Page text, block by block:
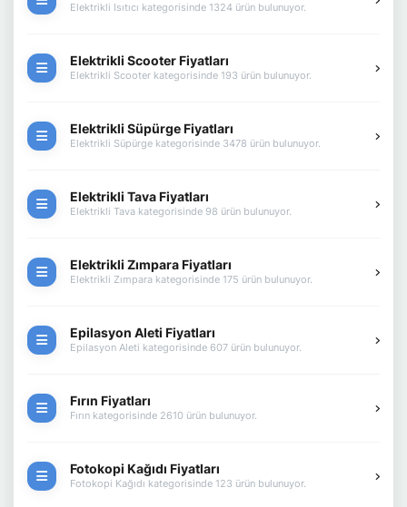
Elektrikli Isıtıcı kategorisinde 1324 ürün bulunuyor.
Elektrikli Scooter Fiyatları
Elektrikli Scooter kategorisinde 193 ürün bulunuyor.
Elektrikli Süpürge Fiyatları
Elektrikli Süpürge kategorisinde 3478 ürün bulunuyor.
Elektrikli Tava Fiyatları
Elektrikli Tava kategorisinde 98 ürün bulunuyor.
Elektrikli Zımpara Fiyatları
Elektrikli Zımpara kategorisinde 175 ürün bulunuyor.
Epilasyon Aleti Fiyatları
Epilasyon Aleti kategorisinde 607 ürün bulunuyor.
Fırın Fiyatları
Fırın kategorisinde 2610 ürün bulunuyor.
Fotokopi Kağıdı Fiyatları
Fotokopi Kağıdı kategorisinde 123 ürün bulunuyor.